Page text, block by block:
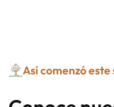
Así comenzó este